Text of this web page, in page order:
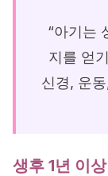
“아기는
지를 얻
신경, 운
생후 1년 이상